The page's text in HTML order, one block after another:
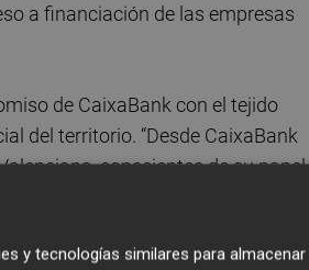
a financiación de las empresas
de CaixaBank con el tejido
del territorio. “Desde CaixaBank
conscientes de su papel
acompañándolas con un
adaptadas a sus
y tecnologías similares para almacenar